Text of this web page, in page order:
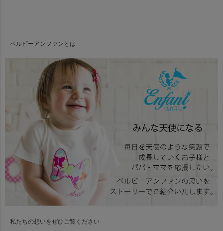
ベルビーアンファンとは
私たちの想いをぜひご覧ください